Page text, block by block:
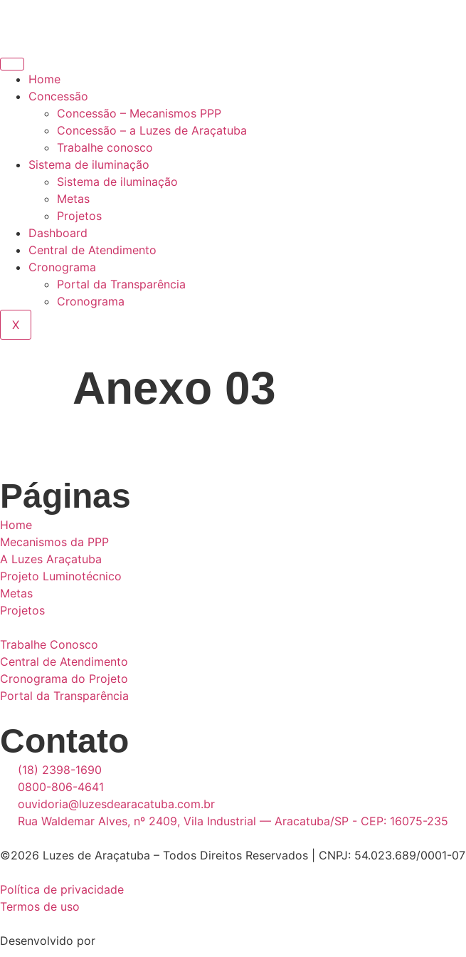
Home
Concessão
Concessão – Mecanismos PPP
Concessão – a Luzes de Araçatuba
Trabalhe conosco
Sistema de iluminação
Sistema de iluminação
Metas
Projetos
Dashboard
Central de Atendimento
Cronograma
Portal da Transparência
Cronograma
X
Anexo 03
Páginas
Home
Mecanismos da PPP
A Luzes Araçatuba
Projeto Luminotécnico
Metas
Projetos
Trabalhe Conosco
Central de Atendimento
Cronograma do Projeto
Portal da Transparência
Contato
(18) 2398-1690
0800-806-4641
ouvidoria@luzesdearacatuba.com.br
Rua Waldemar Alves, nº 2409, Vila Industrial — Aracatuba/SP - CEP: 16075-235
©2026 Luzes de Araçatuba – Todos Direitos Reservados | CNPJ: 54.023.689/0001-07
Política de privacidade
Termos de uso
Desenvolvido por